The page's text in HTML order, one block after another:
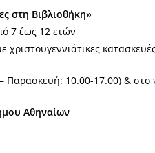
στη Βιβλιοθήκη»
7 έως 12 ετών
χριστουγεννιάτικες
Παρασκευή: 10.00-17.00) & στο
Αθηναίων